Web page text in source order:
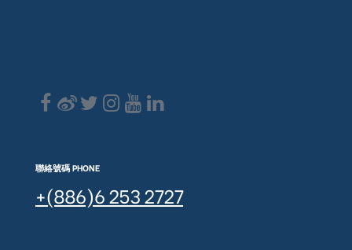
聯絡號碼 PHONE
+(886)6 253 2727